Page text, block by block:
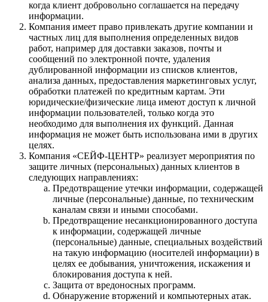
когда клиент добровольно соглашается на передачу
информации.
Компания имеет право привлекать другие компании и
частных лиц для выполнения определенных видов
работ, например для доставки заказов, почты и
сообщений по электронной почте, удаления
дублированной информации из списков клиентов,
анализа данных, предоставления маркетинговых услуг,
обработки платежей по кредитным картам. Эти
юридические/физические лица имеют доступ к личной
информации пользователей, только когда это
необходимо для выполнения их функций. Данная
информация не может быть использована ими в других
целях.
Компания «СЕЙФ-ЦЕНТР» реализует мероприятия по
защите личных (персональных) данных клиентов в
следующих направлениях:
Предотвращение утечки информации, содержащей
личные (персональные) данные, по техническим
каналам связи и иными способами.
Предотвращение несанкционированного доступа
к информации, содержащей личные
(персональные) данные, специальных воздействий
на такую информацию (носителей информации) в
целях ее добывания, уничтожения, искажения и
блокирования доступа к ней.
Защита от вредоносных программ.
Обнаружение вторжений и компьютерных атак.